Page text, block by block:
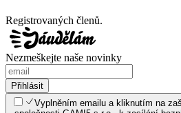
Registrovaných členů.
Nezmeškejte naše novinky
Přihlásit
Vyplněním emailu a kliknutím na